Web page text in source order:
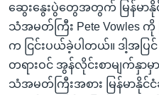
ဆွေးနွေးပွဲတွေအတွက် မြန်မ
သံအမတ်ကြီး Pete Vowles ကို
က ငြင်းပယ်ခဲ့ပါတယ်။ ဒါ့အပြင်
တရားဝင် အွန်လိုင်းစာမျက်နှ
သံအမတ်ကြီးအစား မြန်မာနို